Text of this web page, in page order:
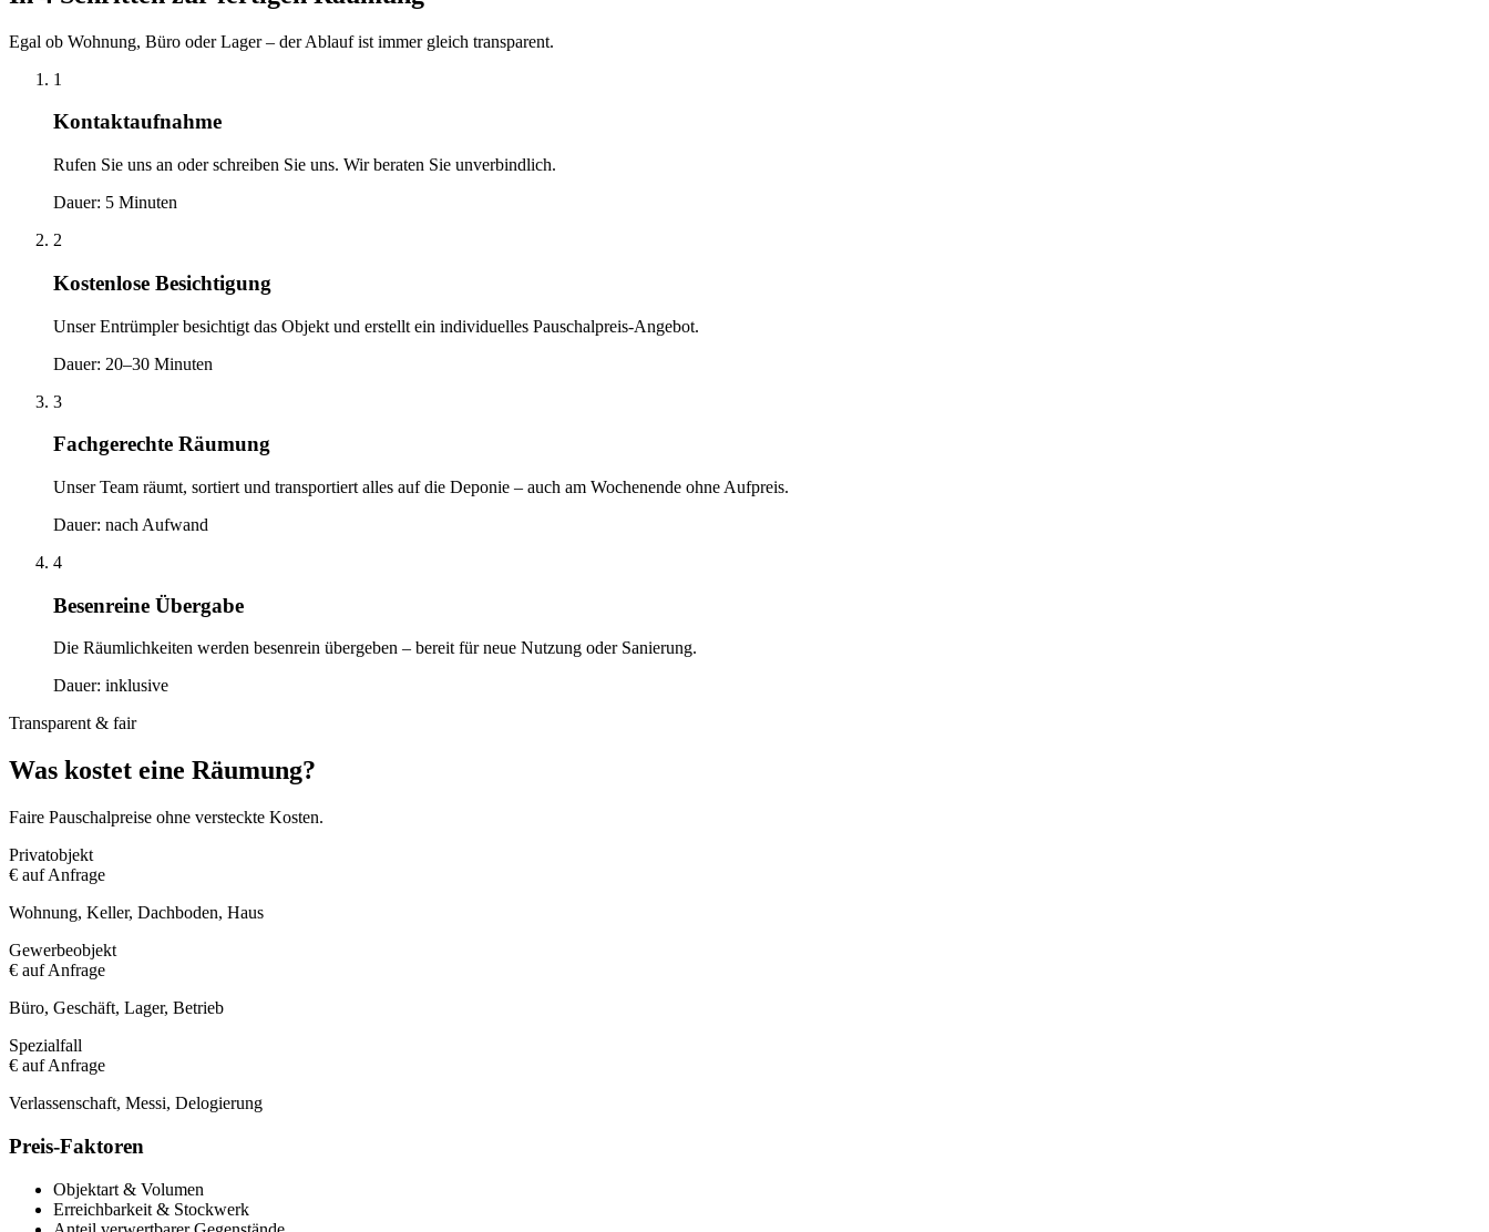
Egal ob Wohnung, Büro oder Lager – der Ablauf ist immer gleich transparent.
1
Kontaktaufnahme
Rufen Sie uns an oder schreiben Sie uns. Wir beraten Sie unverbindlich.
Dauer: 5 Minuten
2
Kostenlose Besichtigung
Unser Entrümpler besichtigt das Objekt und erstellt ein individuelles Pauschalpreis-Angebot.
Dauer: 20–30 Minuten
3
Fachgerechte Räumung
Unser Team räumt, sortiert und transportiert alles auf die Deponie – auch am Wochenende ohne Aufpreis.
Dauer: nach Aufwand
4
Besenreine Übergabe
Die Räumlichkeiten werden besenrein übergeben – bereit für neue Nutzung oder Sanierung.
Dauer: inklusive
Transparent & fair
Was kostet eine Räumung?
Faire Pauschalpreise ohne versteckte Kosten.
Privatobjekt
€ auf Anfrage
Wohnung, Keller, Dachboden, Haus
Gewerbeobjekt
€ auf Anfrage
Büro, Geschäft, Lager, Betrieb
Spezialfall
€ auf Anfrage
Verlassenschaft, Messi, Delogierung
Preis-Faktoren
Objektart & Volumen
Erreichbarkeit & Stockwerk